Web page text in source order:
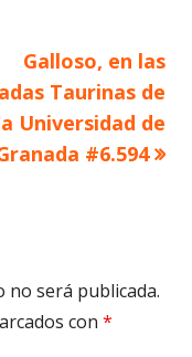
Artículo
siguiente
Galloso, en las
Taurinas de
Universidad de
#6.594
no será publicada.
con *